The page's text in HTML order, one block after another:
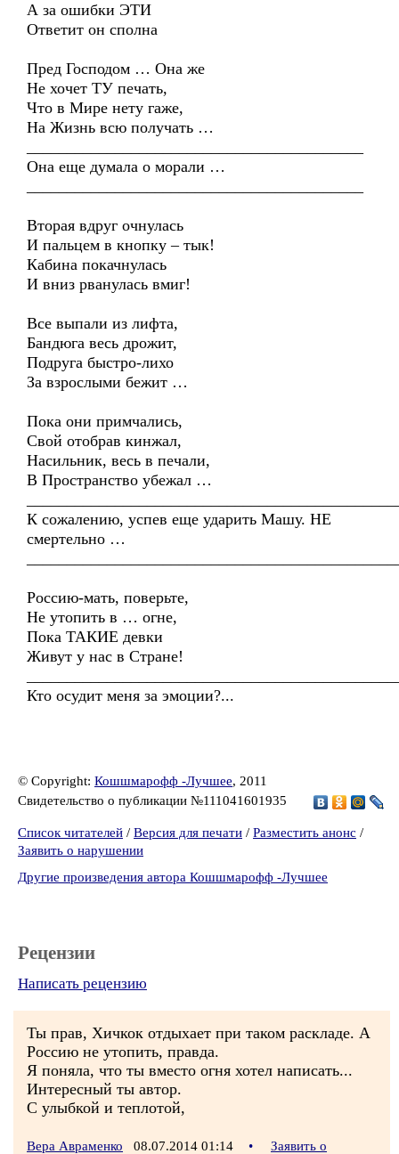
А за ошибки ЭТИ
Ответит он сполна
Пред Господом … Она же
Не хочет ТУ печать,
Что в Мире нету гаже,
На Жизнь всю получать …
Она еще думала о морали …
Вторая вдруг очнулась
И пальцем в кнопку – тык!
Кабина покачнулась
И вниз рванулась вмиг!
Все выпали из лифта,
Бандюга весь дрожит,
Подруга быстро-лихо
За взрослыми бежит …
Пока они примчались,
Свой отобрав кинжал,
Насильник, весь в печали,
В Пространство убежал …
К сожалению, успев еще ударить Машу. НЕ
смертельно …
Россию-мать, поверьте,
Не утопить в … огне,
Пока ТАКИЕ девки
Живут у нас в Стране!
Кто осудит меня за эмоции?...
© Copyright: Кошшмарофф -Лучшее, 2011
Свидетельство о публикации №111041601935
Список читателей / Версия для печати / Разместить анонс /
Заявить о нарушении
Другие произведения автора Кошшмарофф -Лучшее
Рецензии
Написать рецензию
Ты прав, Хичкок отдыхает при таком раскладе. А
Россию не утопить, правда.
Я поняла, что ты вместо огня хотел написать...
Интересный ты автор.
С улыбкой и теплотой,
Вера Авраменко 08.07.2014 01:14 •
Заявить о